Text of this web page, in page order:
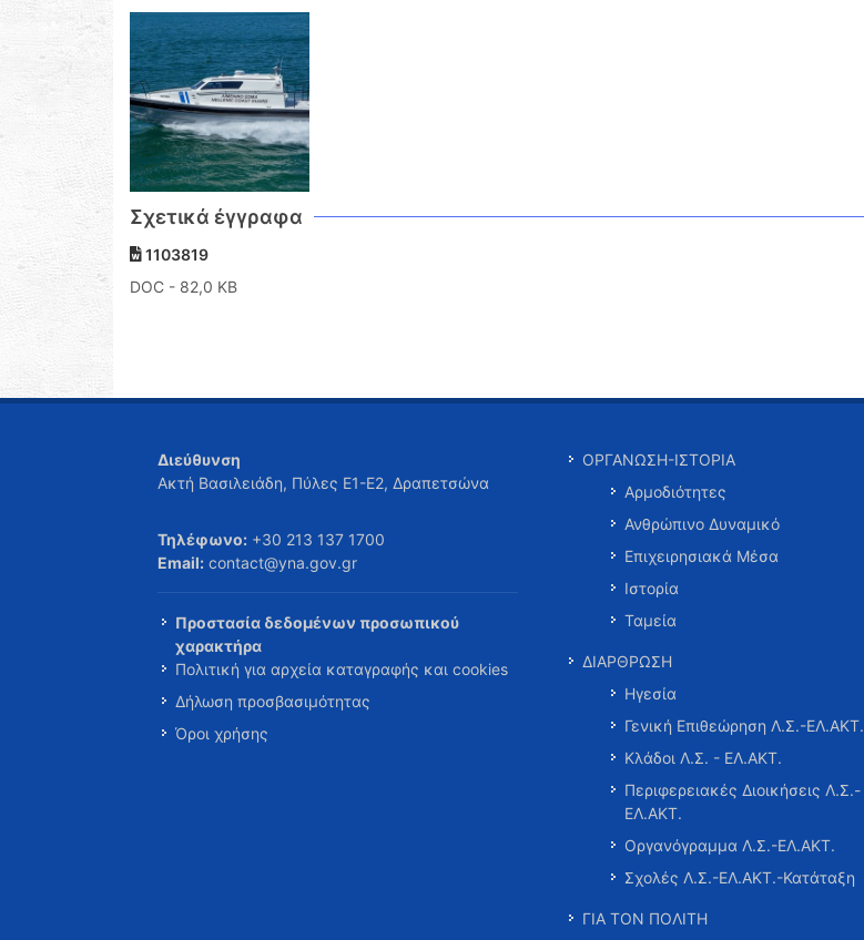
Σχετικά έγγραφα
1103819
DOC - 82,0 KB
Διεύθυνση
Ακτή Βασιλειάδη, Πύλες Ε1-Ε2, Δραπετσώνα
Τηλέφωνο: +30 213 137 1700
Email: contact@yna.gov.gr
Προστασία δεδομένων προσωπικού
χαρακτήρα
Πολιτική για αρχεία καταγραφής και cookies
Δήλωση προσβασιμότητας
Όροι χρήσης
ΟΡΓΑΝΩΣΗ-ΙΣΤΟΡΙΑ
Αρμοδιότητες
Ανθρώπινο Δυναμικό
Επιχειρησιακά Μέσα
Ιστορία
Ταμεία
ΔΙΑΡΘΡΩΣΗ
Ηγεσία
Γενική Επιθεώρηση Λ.Σ.-ΕΛ.ΑΚΤ.
Κλάδοι Λ.Σ. - ΕΛ.ΑΚΤ.
Περιφερειακές Διοικήσεις Λ.Σ.-
ΕΛ.ΑΚΤ.
Οργανόγραμμα Λ.Σ.-ΕΛ.ΑΚΤ.
Σχολές Λ.Σ.-ΕΛ.ΑΚΤ.-Κατάταξη
ΓΙΑ ΤΟΝ ΠΟΛΙΤΗ